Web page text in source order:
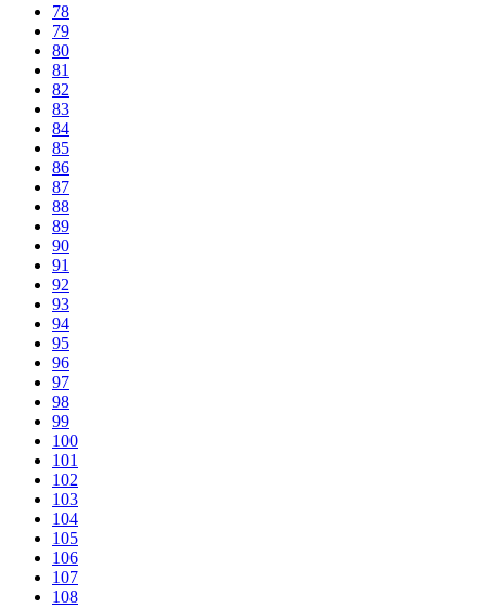
78
79
80
81
82
83
84
85
86
87
88
89
90
91
92
93
94
95
96
97
98
99
100
101
102
103
104
105
106
107
108